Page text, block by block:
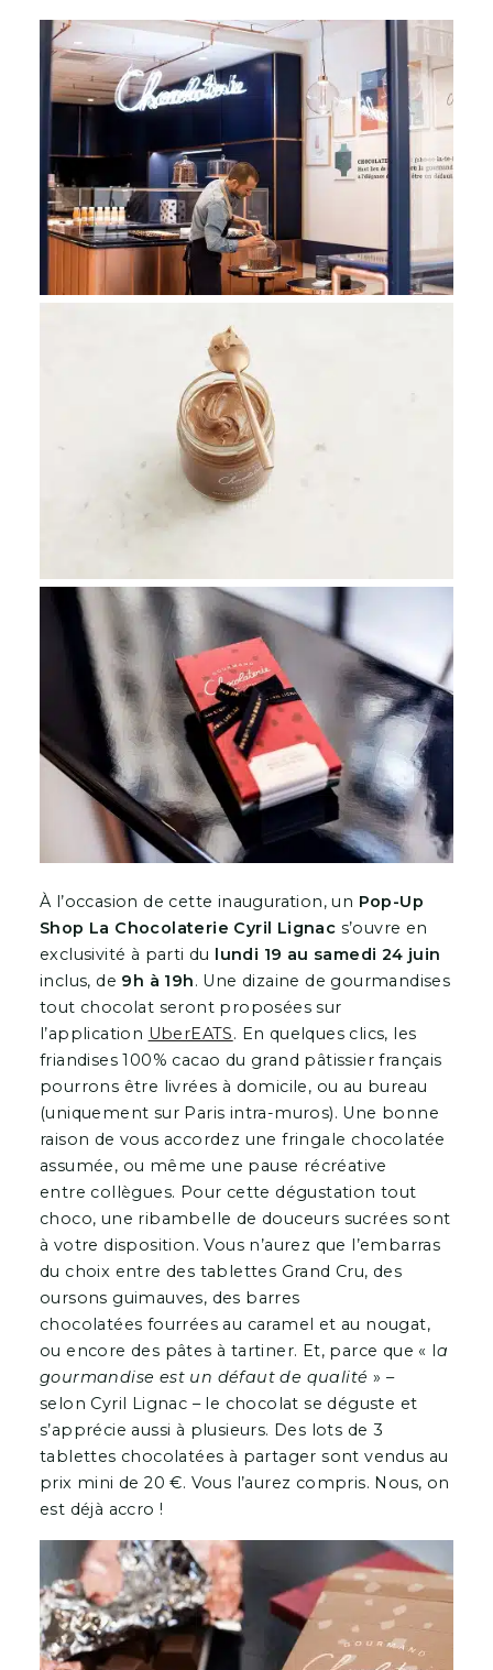
À l’occasion de cette inauguration, un Pop-Up
Shop La Chocolaterie Cyril Lignac s’ouvre en
exclusivité à parti du lundi 19 au samedi 24 juin
inclus, de 9h à 19h. Une dizaine de gourmandises
tout chocolat seront proposées sur
l’application UberEATS. En quelques clics, les
friandises 100% cacao du grand pâtissier français
pourrons être livrées à domicile, ou au bureau
(uniquement sur Paris intra-muros). Une bonne
raison de vous accordez une fringale chocolatée
assumée, ou même une pause récréative
entre collègues. Pour cette dégustation tout
choco, une ribambelle de douceurs sucrées sont
à votre disposition. Vous n’aurez que l’embarras
du choix entre des tablettes Grand Cru, des
oursons guimauves, des barres
chocolatées fourrées au caramel et au nougat,
ou encore des pâtes à tartiner. Et, parce que « la
gourmandise est un défaut de qualité » –
selon Cyril Lignac – le chocolat se déguste et
s’apprécie aussi à plusieurs. Des lots de 3
tablettes chocolatées à partager sont vendus au
prix mini de 20 €. Vous l’aurez compris. Nous, on
est déjà accro !